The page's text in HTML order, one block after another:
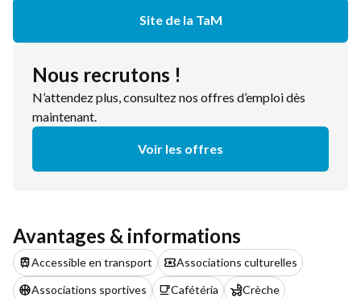
Site de la TaM
Nous recrutons !
N’attendez plus, consultez nos offres d’emploi dès
maintenant.
Voir les offres
Avantages & informations
Accessible en transport
Associations culturelles
Associations sportives
Cafétéria
Crèche